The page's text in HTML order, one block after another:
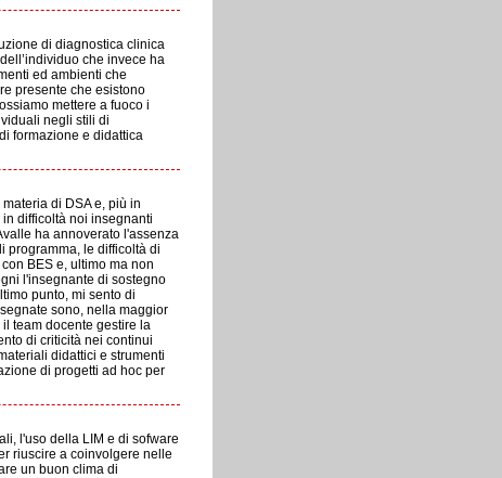
di diagnostica clinica
che invece ha
ed ambienti che
presente che esistono
mettere a fuoco i
negli stili di
formazione e didattica
di DSA e, più in
difficoltà noi insegnanti
ha annoverato l'assenza
programma, le difficoltà di
BES e, ultimo ma non
l'insegnante di sostegno
punto, mi sento di
sono, nella maggior
team docente gestire la
di criticità nei continui
didattici e strumenti
di progetti ad hoc per
l'uso della LIM e di sofware
riuscire a coinvolgere nelle
un buon clima di